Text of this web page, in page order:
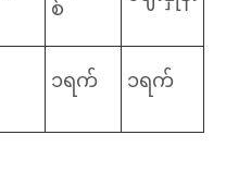
စ်
၁ရက် ၁ရက်